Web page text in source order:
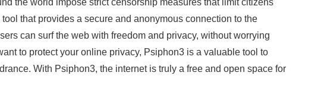
the world impose strict censorship measures that limit citizens'
that provides a secure and anonymous connection to the
can surf the web with freedom and privacy, without worrying
to protect your online privacy, Psiphon3 is a valuable tool to
With Psiphon3, the internet is truly a free and open space for